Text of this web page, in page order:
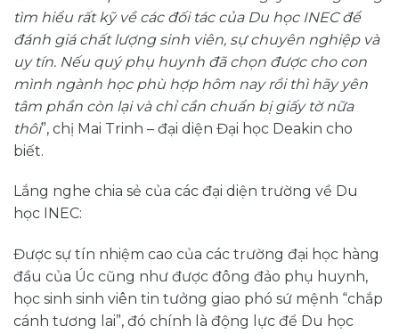
tìm hiểu rất kỹ về các đối tác của Du học INEC để
đánh giá chất lượng sinh viên, sự chuyên nghiệp và
uy tín. Nếu quý phụ huynh đã chọn được cho con
mình ngành học phù hợp hôm nay rồi thì hãy yên
tâm phần còn lại và chỉ cần chuẩn bị giấy tờ nữa
thôi”, chị Mai Trinh – đại diện Đại học Deakin cho
biết.
Lắng nghe chia sẻ của các đại diện trường về Du
học INEC:
Được sự tín nhiệm cao của các trường đại học hàng
đầu của Úc cũng như được đông đảo phụ huynh,
học sinh sinh viên tin tưởng giao phó sứ mệnh “chắp
cánh tương lai”, đó chính là động lực để Du học